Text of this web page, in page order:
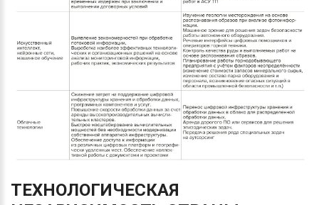
ТЕХНОЛОГИЧЕСКАЯ